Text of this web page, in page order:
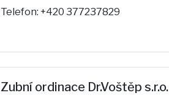
Telefon: +420 377237829
Zubní ordinace Dr.Voštěp s.r.o.